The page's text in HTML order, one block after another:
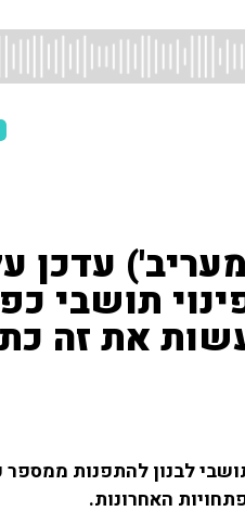
עדכן
תושבי
את זה
לבנון להתפנות
האחרונות.